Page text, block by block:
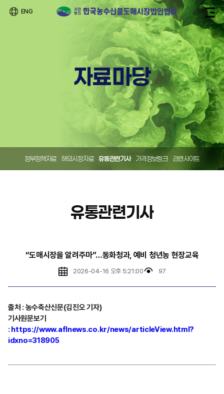
ENG
자료마당
정부정책자료 해외시장자료 유통관련기사 가격정보링크 관련사이트
유통관련기사
“도매시장을 알려주마”…동화청과, 예비 청년농 현장교육
2026-04-16 오후 5:21:00 97
출처 : 농수축산신문(김진오 기자)
기사원문보기
: https://www.aflnews.co.kr/news/articleView.html?
idxno=318905